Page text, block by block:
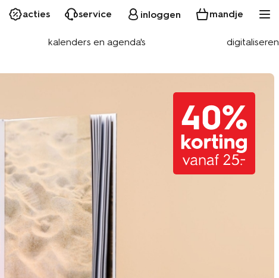
acties service inloggen mandje
kalenders en agenda's digitaliseren